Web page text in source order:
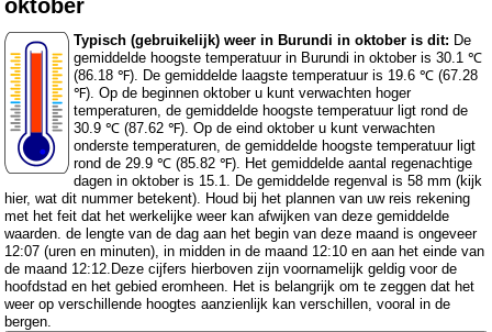
oktober
Typisch (gebruikelijk) weer in Burundi in oktober is dit: De
gemiddelde hoogste temperatuur in Burundi in oktober is 30.1 ℃
(86.18 ℉). De gemiddelde laagste temperatuur is 19.6 ℃ (67.28
℉). Op de beginnen oktober u kunt verwachten hoger
temperaturen, de gemiddelde hoogste temperatuur ligt rond de
30.9 ℃ (87.62 ℉). Op de eind oktober u kunt verwachten
onderste temperaturen, de gemiddelde hoogste temperatuur ligt
rond de 29.9 ℃ (85.82 ℉). Het gemiddelde aantal regenachtige
dagen in oktober is 15.1. De gemiddelde regenval is 58 mm (kijk
hier, wat dit nummer betekent). Houd bij het plannen van uw reis rekening
met het feit dat het werkelijke weer kan afwijken van deze gemiddelde
waarden. de lengte van de dag aan het begin van deze maand is ongeveer
12:07 (uren en minuten), in midden in de maand 12:10 en aan het einde van
de maand 12:12.Deze cijfers hierboven zijn voornamelijk geldig voor de
hoofdstad en het gebied eromheen. Het is belangrijk om te zeggen dat het
weer op verschillende hoogtes aanzienlijk kan verschillen, vooral in de
bergen.